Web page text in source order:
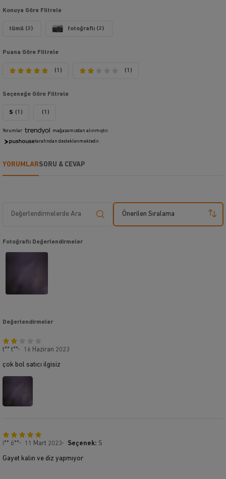
Konuya Göre Filtrele
tümü (2) fotoğraflı (2)
Puana Göre Filtrele
(1) (1)
Seçeneğe Göre Filtrele
S (1) (1)
Yorumlar mağazamızdan alınmıştır.
tarafından desteklenmektedir.
YORUMLARSORU & CEVAP
Önerilen Sıralama
Fotoğraflı Değerlendirmeler
Değerlendirmeler
t** t** 16 Haziran 2023
çok bol satıcı ilgisiz
i** ö** 11 Mart 2023 Seçenek: S
Gayet kalın ve diz yapmıyor